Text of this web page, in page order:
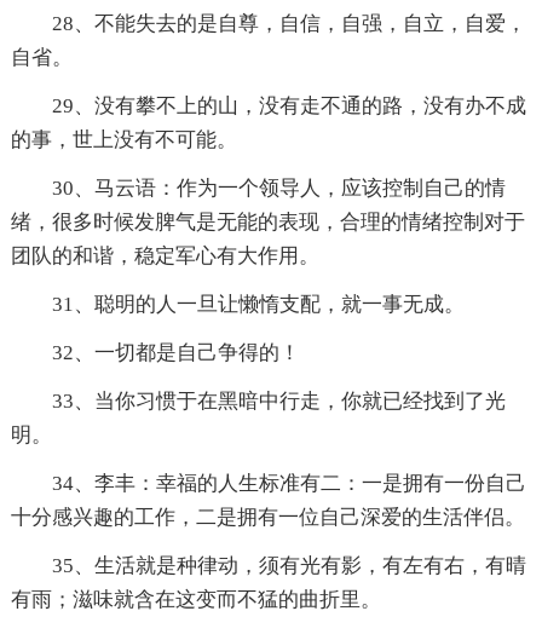
28、不能失去的是自尊，自信，自强，自立，自爱，
自省。
29、没有攀不上的山，没有走不通的路，没有办不成
的事，世上没有不可能。
30、马云语：作为一个领导人，应该控制自己的情
绪，很多时候发脾气是无能的表现，合理的情绪控制对于
团队的和谐，稳定军心有大作用。
31、聪明的人一旦让懒惰支配，就一事无成。
32、一切都是自己争得的！
33、当你习惯于在黑暗中行走，你就已经找到了光
明。
34、李丰：幸福的人生标准有二：一是拥有一份自己
十分感兴趣的工作，二是拥有一位自己深爱的生活伴侣。
35、生活就是种律动，须有光有影，有左有右，有晴
有雨；滋味就含在这变而不猛的曲折里。